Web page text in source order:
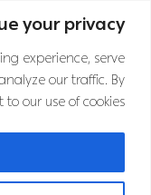
your privacy
experience, serve
our traffic. By
our use of cookies.
اشترك
تابعنا